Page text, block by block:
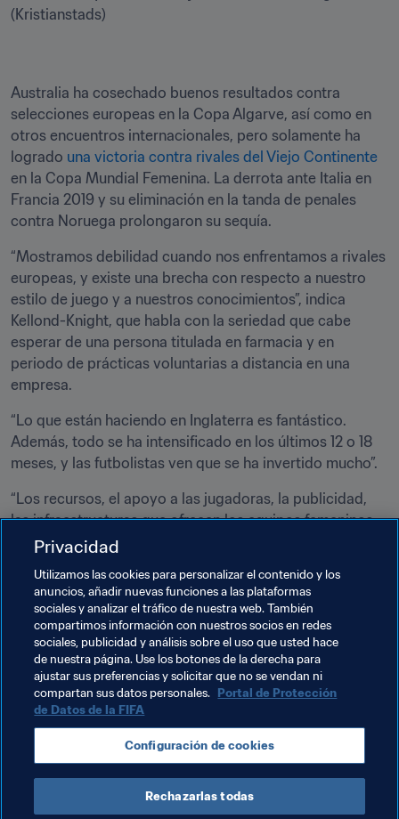
(Kristianstads)
Australia ha cosechado buenos resultados contra
selecciones europeas en la Copa Algarve, así como en
otros encuentros internacionales, pero solamente ha
logrado una victoria contra rivales del Viejo Continente
en la Copa Mundial Femenina. La derrota ante Italia en
Francia 2019 y su eliminación en la tanda de penales
contra Noruega prolongaron su sequía.
“Mostramos debilidad cuando nos enfrentamos a rivales
europeas, y existe una brecha con respecto a nuestro
estilo de juego y a nuestros conocimientos”, indica
Kellond-Knight, que habla con la seriedad que cabe
esperar de una persona titulada en farmacia y en
periodo de prácticas voluntarias a distancia en una
empresa.
“Lo que están haciendo en Inglaterra es fantástico.
Además, todo se ha intensificado en los últimos 12 o 18
meses, y las futbolistas ven que se ha invertido mucho”.
“Los recursos, el apoyo a las jugadoras, la publicidad,
las infraestructuras que ofrecen los equipos femeninos
ligados a los grandes clubes... El producto completo que
mejor lo está haciendo últimamente”.
Temas relacionados
Copa Mundial Femenina de la FIFA 2023™
Australia
Privacidad
Utilizamos las cookies para personalizar el contenido y los
anuncios, añadir nuevas funciones a las plataformas
sociales y analizar el tráfico de nuestra web. También
compartimos información con nuestros socios en redes
sociales, publicidad y análisis sobre el uso que usted hace
de nuestra página. Use los botones de la derecha para
ajustar sus preferencias y solicitar que no se vendan ni
compartan sus datos personales. Portal de Protección
de Datos de la FIFA
Configuración de cookies
Rechazarlas todas